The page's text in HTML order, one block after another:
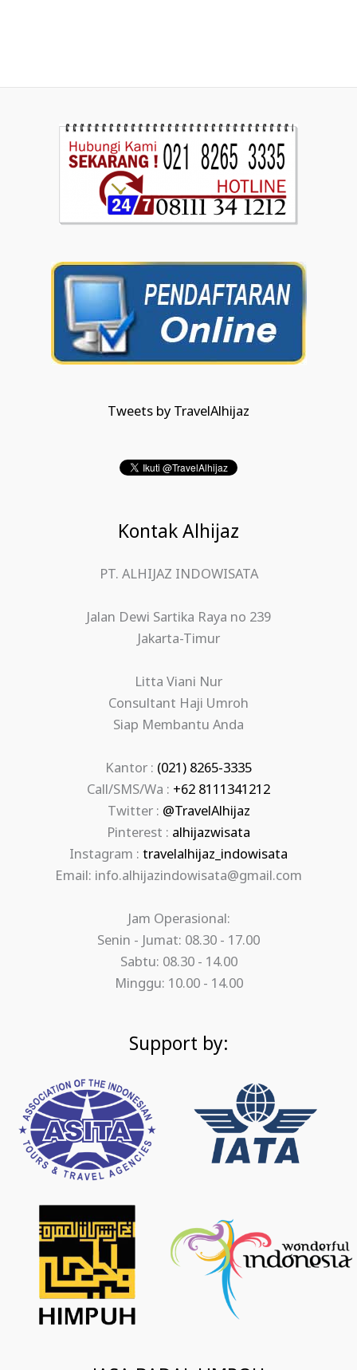
Tweets by TravelAlhijaz
Kontak Alhijaz
PT. ALHIJAZ INDOWISATA
Jalan Dewi Sartika Raya no 239
Jakarta-Timur
Litta Viani Nur
Consultant Haji Umroh
Siap Membantu Anda
Kantor : (021) 8265-3335
Call/SMS/Wa : +62 8111341212
Twitter : @TravelAlhijaz
Pinterest : alhijazwisata
Instagram : travelalhijaz_indowisata
Email: info.alhijazindowisata@gmail.com
Jam Operasional:
Senin - Jumat: 08.30 - 17.00
Sabtu: 08.30 - 14.00
Minggu: 10.00 - 14.00
Support by: